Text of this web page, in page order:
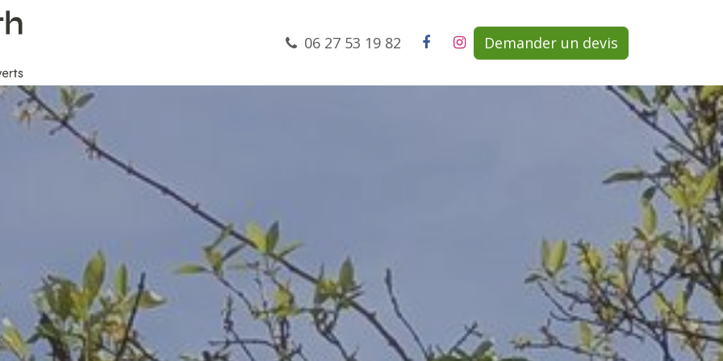
Contact
06 27 53 19 82 Demander un devis